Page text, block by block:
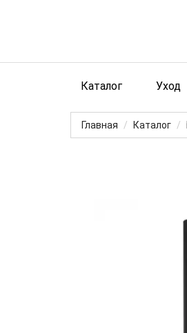
Каталог Уход
Главная Каталог